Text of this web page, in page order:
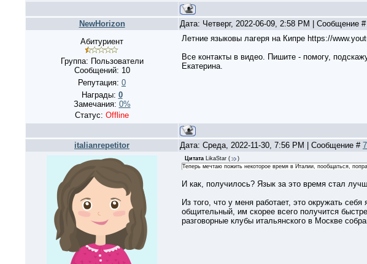
NewHorizon Дата: Четверг, 2022-06-09, 2:58 PM | Сообщение #
Абитуриент
Группа: Пользователи
Сообщений: 10
Репутация: 0
Награды: 0
Замечания: 0%
Статус: Offline
Летние языковы лагеря на Кипре https://
Все контакты в видео. Пишите - помогу,
Екатерина.
italianrepetitor Дата: Среда, 2022-11-30, 7:56 PM | Сообщение # 7
Цитата LikaStar (
)
Теперь мечтаю пожить некоторое время в Италии, пообщаться,
И как, получилось? Язык за это время стал
Из того, что у меня работает, это окружать
общительный, им скорее всего получится
разговорные клубы итальянского в Москве